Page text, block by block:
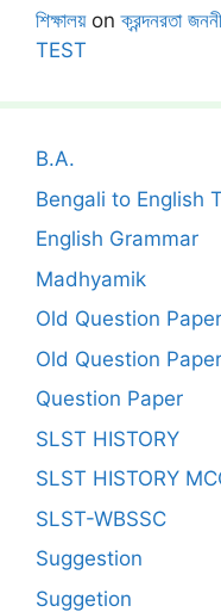
শিক্ষালয়onক্রন্দনরতা
TEST
B.A.
Bengali to English
English Grammar
Madhyamik
Old Question Paper
Old Question Paper
Question Paper
SLST HISTORY
SLST HISTORY
SLST-WBSSC
Suggestion
Suggetion